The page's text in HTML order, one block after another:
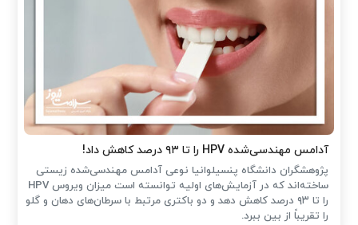
آدامس مهندسی‌شده‌ HPV را تا ۹۳ درصد کاهش داد!
پژوهشگران دانشگاه پنسیلوانیا نوعی آدامس مهندسی‌شده زیستی
ساخته‌اند که در آزمایش‌های اولیه توانسته است میزان ویروس HPV
را تا ۹۳ درصد کاهش دهد و دو باکتری مرتبط با سرطان‌های دهان و گلو
را تقریباً از بین ببرد.